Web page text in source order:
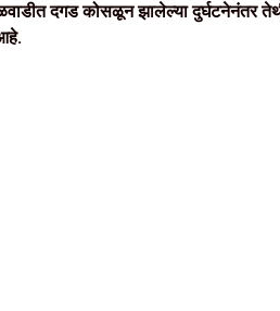
दगड कोसळून झालेल्या दुर्घटनेनंतर